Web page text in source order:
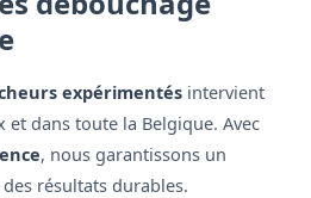
expérimentés intervient
dans toute la Belgique. Avec
, nous garantissons un
résultats durables.